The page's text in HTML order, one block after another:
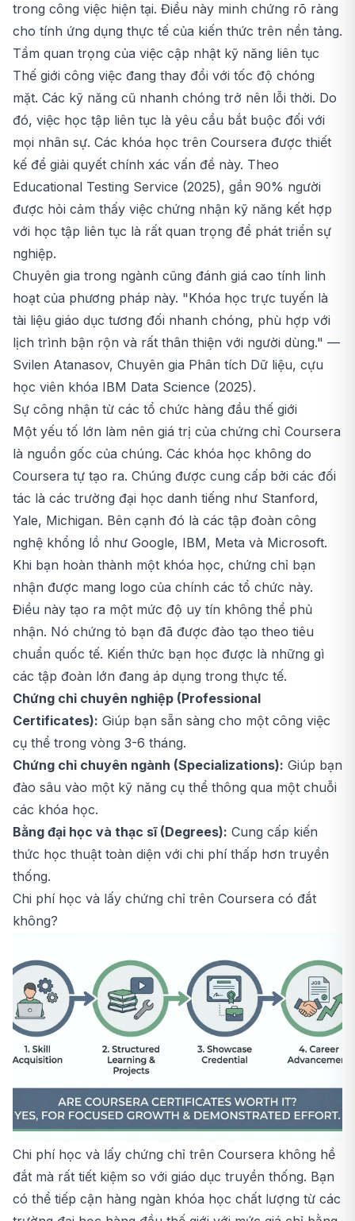
trong công việc hiện tại. Điều này minh chứng rõ ràng
cho tính ứng dụng thực tế của kiến thức trên nền tảng.
Tầm quan trọng của việc cập nhật kỹ năng liên tục
Thế giới công việc đang thay đổi với tốc độ chóng
mặt. Các kỹ năng cũ nhanh chóng trở nên lỗi thời. Do
đó, việc học tập liên tục là yêu cầu bắt buộc đối với
mọi nhân sự. Các khóa học trên Coursera được thiết
kế để giải quyết chính xác vấn đề này. Theo
Educational Testing Service (2025), gần 90% người
được hỏi cảm thấy việc chứng nhận kỹ năng kết hợp
với học tập liên tục là rất quan trọng để phát triển sự
nghiệp.
Chuyên gia trong ngành cũng đánh giá cao tính linh
hoạt của phương pháp này. "Khóa học trực tuyến là
tài liệu giáo dục tương đối nhanh chóng, phù hợp với
lịch trình bận rộn và rất thân thiện với người dùng." —
Svilen Atanasov, Chuyên gia Phân tích Dữ liệu, cựu
học viên khóa IBM Data Science (2025).
Sự công nhận từ các tổ chức hàng đầu thế giới
Một yếu tố lớn làm nên giá trị của chứng chỉ Coursera
là nguồn gốc của chúng. Các khóa học không do
Coursera tự tạo ra. Chúng được cung cấp bởi các đối
tác là các trường đại học danh tiếng như Stanford,
Yale, Michigan. Bên cạnh đó là các tập đoàn công
nghệ khổng lồ như Google, IBM, Meta và Microsoft.
Khi bạn hoàn thành một khóa học, chứng chỉ bạn
nhận được mang logo của chính các tổ chức này.
Điều này tạo ra một mức độ uy tín không thể phủ
nhận. Nó chứng tỏ bạn đã được đào tạo theo tiêu
chuẩn quốc tế. Kiến thức bạn học được là những gì
các tập đoàn lớn đang áp dụng trong thực tế.
Chứng chỉ chuyên nghiệp (Professional
Certificates): Giúp bạn sẵn sàng cho một công việc
cụ thể trong vòng 3-6 tháng.
Chứng chỉ chuyên ngành (Specializations): Giúp bạn
đào sâu vào một kỹ năng cụ thể thông qua một chuỗi
các khóa học.
Bằng đại học và thạc sĩ (Degrees): Cung cấp kiến
thức học thuật toàn diện với chi phí thấp hơn truyền
thống.
Chi phí học và lấy chứng chỉ trên Coursera có đắt
không?
Chi phí học và lấy chứng chỉ trên Coursera không hề
đắt mà rất tiết kiệm so với giáo dục truyền thống. Bạn
có thể tiếp cận hàng ngàn khóa học chất lượng từ các